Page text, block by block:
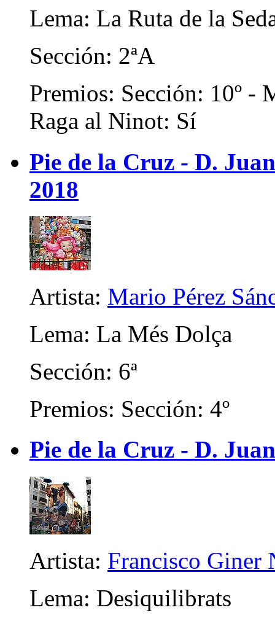
Lema: La Ruta de la
Sección: 2ªA
Premios: Sección: 10º
Raga al Ninot: Sí
Pie de la Cruz - D.
2018
Artista: Mario Pérez
Lema: La Més Dolça
Sección: 6ª
Premios: Sección: 4º
Pie de la Cruz - D.
Artista: Francisco Giner
Lema: Desiquilibrats